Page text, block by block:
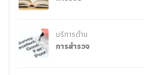
บริการด้าน
การสำรวจ